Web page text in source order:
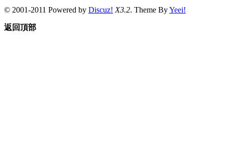
© 2001-2011 Powered by Discuz! X3.2. Theme ByYeei!
返回頂部